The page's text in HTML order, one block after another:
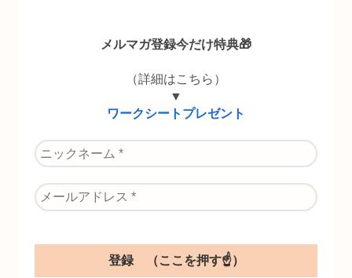
メルマガ登録今だけ特典🎁
（詳細はこちら）
▼
ワークシートプレゼント